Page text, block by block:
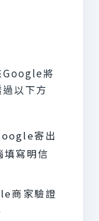
Google將
過以下方
寄出
填寫明信
商家驗證